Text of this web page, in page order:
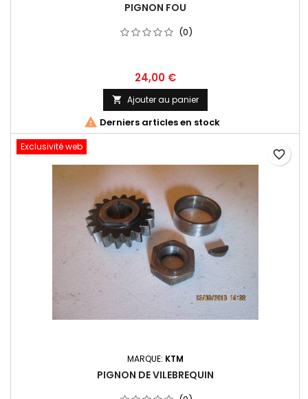
PIGNON FOU
(0)
24,00 €
 Ajouter au panier
 Derniers articles en stock
Exclusivité web
MARQUE: KTM
PIGNON DE VILEBREQUIN
favorite_border